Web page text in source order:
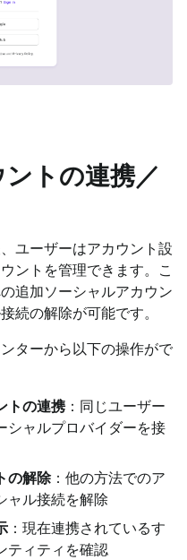
トの連携／
ユーザーはアカウント設
ントを管理できます。こ
追加ソーシャルアカウン
続の解除が可能です。
ターから以下の操作がで
トの連携 ：同じユーザー
シャルプロバイダーを接
の解除：他の方法でのア
ャル接続を解除
：現在連携されているす
ティティを確認